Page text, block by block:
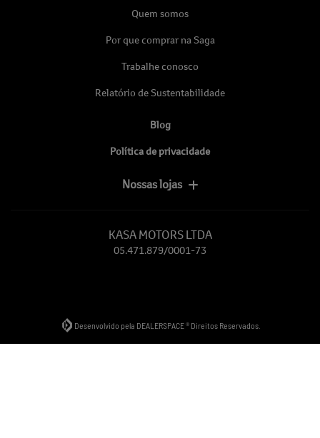
Quem somos
Por que comprar na Saga
Trabalhe conosco
Relatório de Sustentabilidade
Blog
Política de privacidade
Nossas lojas
KASA MOTORS LTDA
05.471.879/0001-73
Desenvolvido pela DEALERSPACE ® Direitos Reservados.